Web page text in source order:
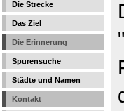
Die Strecke
Das Ziel
Die Erinnerung
Spurensuche
Städte und Namen
Kontakt